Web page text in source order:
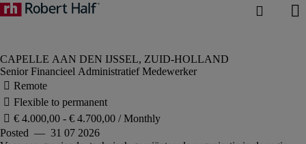
Senior Financieel Administratief Medewerker